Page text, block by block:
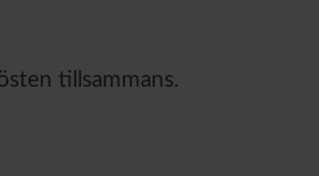
tillsammans.